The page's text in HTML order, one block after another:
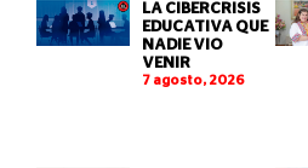
LA CIBERCRISIS
EDUCATIVA QUE
NADIE VIO
VENIR
7 agosto, 2026